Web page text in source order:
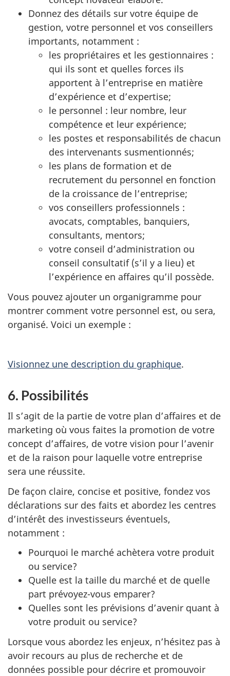
Donnez des détails sur votre équipe de
gestion, votre personnel et vos conseillers
importants, notamment :
les propriétaires et les gestionnaires :
qui ils sont et quelles forces ils
apportent à l’entreprise en matière
d’expérience et d’expertise;
le personnel : leur nombre, leur
compétence et leur expérience;
les postes et responsabilités de chacun
des intervenants susmentionnés;
les plans de formation et de
recrutement du personnel en fonction
de la croissance de l’entreprise;
vos conseillers professionnels :
avocats, comptables, banquiers,
consultants, mentors;
votre conseil d’administration ou
conseil consultatif (s’il y a lieu) et
l’expérience en affaires qu’il possède.
Vous pouvez ajouter un organigramme pour
montrer comment votre personnel est, ou sera,
organisé. Voici un exemple :
Visionnez une description du graphique.
6. Possibilités
Il s’agit de la partie de votre plan d’affaires et de
marketing où vous faites la promotion de votre
concept d’affaires, de votre vision pour l’avenir
et de la raison pour laquelle votre entreprise
sera une réussite.
De façon claire, concise et positive, fondez vos
déclarations sur des faits et abordez les centres
d’intérêt des investisseurs éventuels,
notamment :
Pourquoi le marché achètera votre produit
ou service?
Quelle est la taille du marché et de quelle
part prévoyez-vous emparer?
Quelles sont les prévisions d’avenir quant à
votre produit ou service?
Lorsque vous abordez les enjeux, n’hésitez pas à
avoir recours au plus de recherche et de
données possible pour décrire et promouvoir